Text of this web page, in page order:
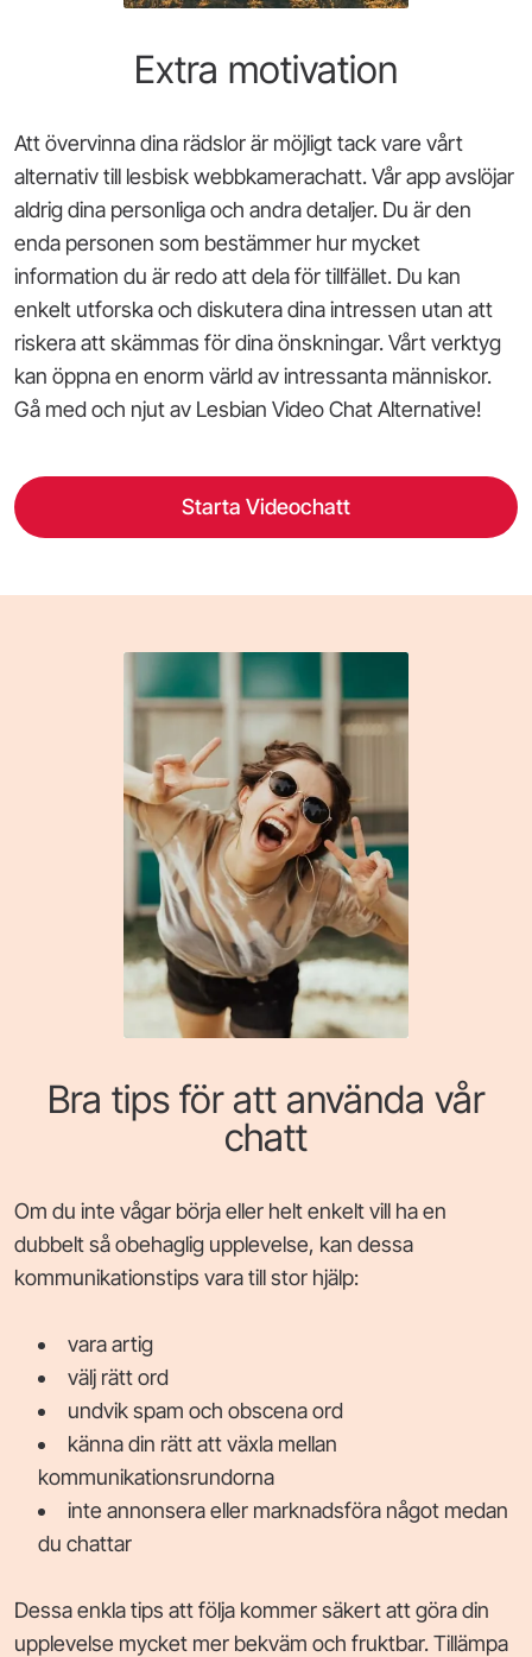
Extra motivation
Att övervinna dina rädslor är möjligt tack vare vårt
alternativ till lesbisk webbkamerachatt. Vår app avslöjar
aldrig dina personliga och andra detaljer. Du är den
enda personen som bestämmer hur mycket
information du är redo att dela för tillfället. Du kan
enkelt utforska och diskutera dina intressen utan att
riskera att skämmas för dina önskningar. Vårt verktyg
kan öppna en enorm värld av intressanta människor.
Gå med och njut av Lesbian Video Chat Alternative!
Starta Videochatt
Bra tips för att använda vår
chatt
Om du inte vågar börja eller helt enkelt vill ha en
dubbelt så obehaglig upplevelse, kan dessa
kommunikationstips vara till stor hjälp:
vara artig
välj rätt ord
undvik spam och obscena ord
känna din rätt att växla mellan
kommunikationsrundorna
inte annonsera eller marknadsföra något medan
du chattar
Dessa enkla tips att följa kommer säkert att göra din
upplevelse mycket mer bekväm och fruktbar. Tillämpa